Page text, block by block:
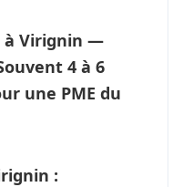
à Virignin —
4 à 6
une PME du
: